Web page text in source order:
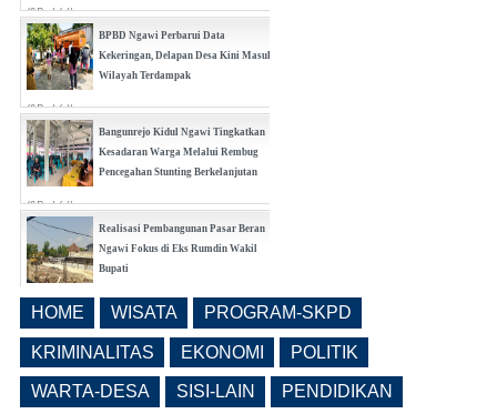
(0 Reply(s))
BPBD Ngawi Perbarui Data
Kekeringan, Delapan Desa Kini Masuk
Wilayah Terdampak
(0 Reply(s))
Bangunrejo Kidul Ngawi Tingkatkan
Kesadaran Warga Melalui Rembug
Pencegahan Stunting Berkelanjutan
(0 Reply(s))
Realisasi Pembangunan Pasar Beran
Ngawi Fokus di Eks Rumdin Wakil
Bupati
Buka Seleksi Direktur PDAM Definitif
(0 Reply(s))
HOME WISATA PROGRAM-SKPD
KRIMINALITAS EKONOMI POLITIK
WARTA-DESA SISI-LAIN PENDIDIKAN